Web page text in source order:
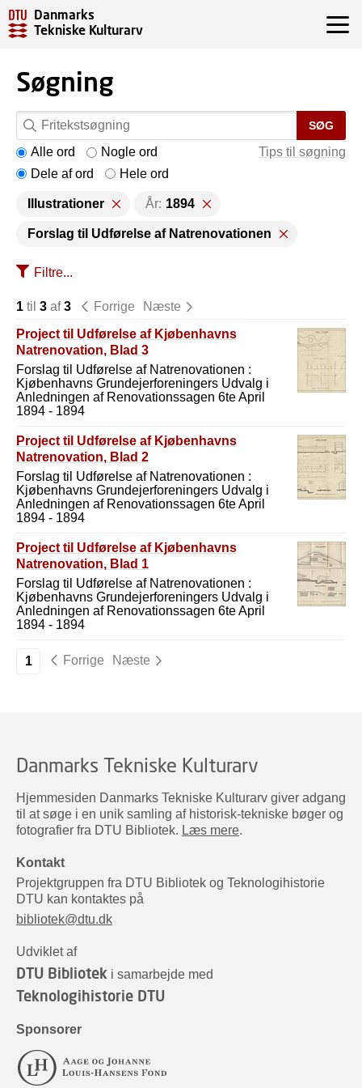
Danmarks
Tekniske Kulturarv
Søgning
SØG
Tips til søgning
Alle ord
Nogle ord
Dele af ord
Hele ord
Illustrationer År: 1894
Forslag til Udførelse af Natrenovationen
Filtre...
1 til 3 af3 Forrige
Næste
Project til Udførelse af Kjøbenhavns
Natrenovation, Blad 3
Forslag til Udførelse af Natrenovationen :
Kjøbenhavns Grundejerforeningers Udvalg i
Anledningen af Renovationssagen 6te April
1894 - 1894
Project til Udførelse af Kjøbenhavns
Natrenovation, Blad 2
Forslag til Udførelse af Natrenovationen :
Kjøbenhavns Grundejerforeningers Udvalg i
Anledningen af Renovationssagen 6te April
1894 - 1894
Project til Udførelse af Kjøbenhavns
Natrenovation, Blad 1
Forslag til Udførelse af Natrenovationen :
Kjøbenhavns Grundejerforeningers Udvalg i
Anledningen af Renovationssagen 6te April
1894 - 1894
1 Forrige Næste
Danmarks Tekniske Kulturarv
Hjemmesiden Danmarks Tekniske Kulturarv giver adgang
til at søge i en unik samling af historisk-tekniske bøger og
fotografier fra DTU Bibliotek. Læs mere.
Kontakt
Projektgruppen fra DTU Bibliotek og Teknologihistorie
DTU kan kontaktes på
bibliotek@dtu.dk
Udviklet af
DTU Bibliotek i samarbejde med
Teknologihistorie DTU
Sponsorer